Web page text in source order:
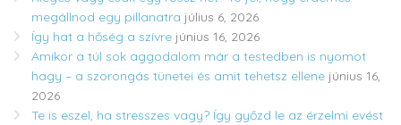
megállnod egy pillanatra július 6, 2026
Így hat a hőség a szívre június 16, 2026
Amikor a túl sok aggodalom már a testedben is nyomot
hagy – a szorongás tünetei és amit tehetsz ellene június 16,
2026
Te is eszel, ha stresszes vagy? Így győzd le az érzelmi evést